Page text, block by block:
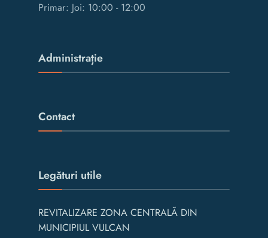
Primar: Joi: 10:00 - 12:00
Administrație
Contact
Legături utile
REVITALIZARE ZONA CENTRALĂ DIN
MUNICIPIUL VULCAN